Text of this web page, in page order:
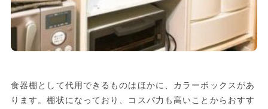
食器棚として代用できるものはほかに、カラーボックスがあ
ります。棚状になっており、コスパ力も高いことからおすす